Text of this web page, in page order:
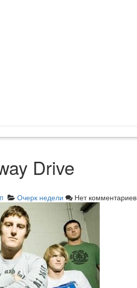
Drive
Очерк недели Нет комментариев